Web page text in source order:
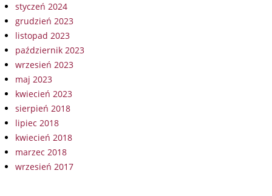
styczeń 2024
grudzień 2023
listopad 2023
październik 2023
wrzesień 2023
maj 2023
kwiecień 2023
sierpień 2018
lipiec 2018
kwiecień 2018
marzec 2018
wrzesień 2017